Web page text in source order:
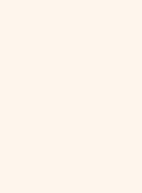
erscheinen im weiteren
Tiefe. Die Aromen
des gesamten Rauchens
Die John Aylesbury El
ihrem dunkel, gut
Erscheinung. Sie hat eine
bietet ein strukturiertes